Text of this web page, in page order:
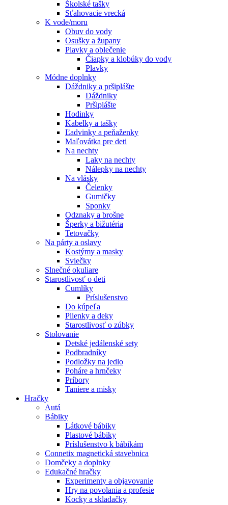
Školské tašky
Sťahovacie vrecká
K vode/moru
Obuv do vody
Osušky a župany
Plavky a oblečenie
Čiapky a klobúky do vody
Plavky
Módne doplnky
Dáždniky a pršiplášte
Dáždniky
Pršiplášte
Hodinky
Kabelky a tašky
Ľadvinky a peňaženky
Maľovátka pre deti
Na nechty
Laky na nechty
Nálepky na nechty
Na vlásky
Čelenky
Gumičky
Sponky
Odznaky a brošne
Šperky a bižutéria
Tetovačky
Na párty a oslavy
Kostýmy a masky
Sviečky
Slnečné okuliare
Starostlivosť o deti
Cumlíky
Príslušenstvo
Do kúpeľa
Plienky a deky
Starostlivosť o zúbky
Stolovanie
Detské jedálenské sety
Podbradníky
Podložky na jedlo
Poháre a hrnčeky
Príbory
Taniere a misky
Hračky
Autá
Bábiky
Látkové bábiky
Plastové bábiky
Príslušenstvo k bábikám
Connetix magnetická stavebnica
Domčeky a doplnky
Edukačné hračky
Experimenty a objavovanie
Hry na povolania a profesie
Kocky a skladačky